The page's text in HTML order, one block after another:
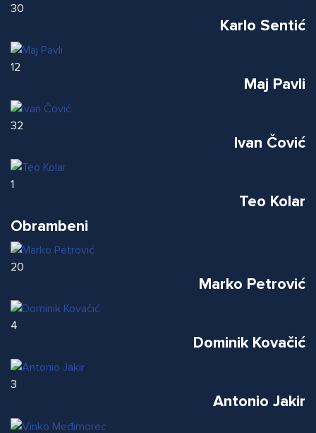
30
Karlo Sentić
12
Maj Pavli
32
Ivan Čović
1
Teo Kolar
Obrambeni
20
Marko Petrović
4
Dominik Kovačić
3
Antonio Jakir